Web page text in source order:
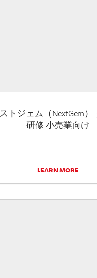
トジェム（NextGem
研修 小売業向け
LEARN MORE